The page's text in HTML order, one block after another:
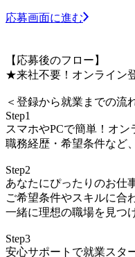
応募画面に進む
【応募後のフロー】
★来社不要！オンライン
＜登録から就業までの流
Step1
スマホやPCで簡単！オン
職務経歴・希望条件など
Step2
あなたにぴったりのお仕
ご希望条件やスキルに合
一緒に理想の職場を見つ
Step3
安心サポートで就業スタ